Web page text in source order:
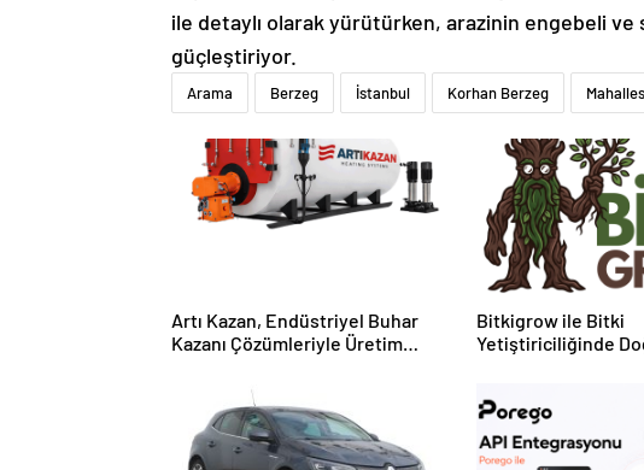
ile detaylı olarak yürütürken, arazinin engebeli ve
güçleştiriyor.
Arama Berzeg İstanbul Korhan Berzeg
Artı Kazan, Endüstriyel Buhar
Kazanı Çözümleriyle Üretim
Bitkigrow ile Bitki
Yetiştiriciliğinde